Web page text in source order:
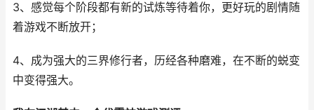
3、感觉每个阶段都有新的试炼等待着你，更好玩的剧情随
着游戏不断放开；
4、成为强大的三界修行者，历经各种磨难，在不断的蜕变
中变得强大。